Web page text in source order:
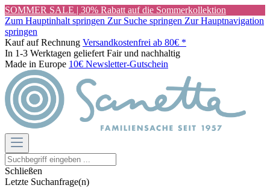
SOMMER SALE | 30% Rabatt auf die Sommerkollektion
Zum Hauptinhalt springen Zur Suche springen Zur Hauptnavigation
springen
Kauf auf Rechnung Versandkostenfrei ab 80€ *
In 1-3 Werktagen geliefert Fair und nachhaltig
Made in Europe 10€ Newsletter-Gutschein
Schließen
Letzte Suchanfrage(n)